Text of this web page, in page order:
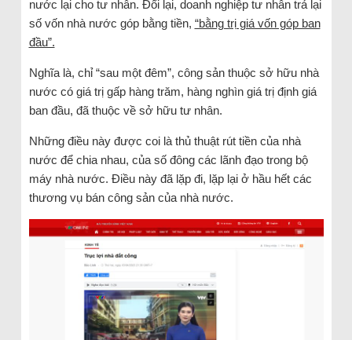
nước lại cho tư nhân. Đổi lại, doanh nghiệp tư nhân trả lại
số vốn nhà nước góp bằng tiền, “bằng trị giá vốn góp ban
đầu”.
Nghĩa là, chỉ “sau một đêm”, công sản thuộc sở hữu nhà
nước có giá trị gấp hàng trăm, hàng nghìn giá trị định giá
ban đầu, đã thuộc về sở hữu tư nhân.
Những điều này được coi là thủ thuật rút tiền của nhà
nước để chia nhau, của số đông các lãnh đạo trong bộ
máy nhà nước. Điều này đã lặp đi, lặp lại ở hầu hết các
thương vụ bán công sản của nhà nước.